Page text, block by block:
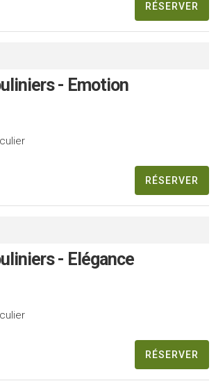
RÉSERVER
- Emotion
RÉSERVER
- Elégance
RÉSERVER